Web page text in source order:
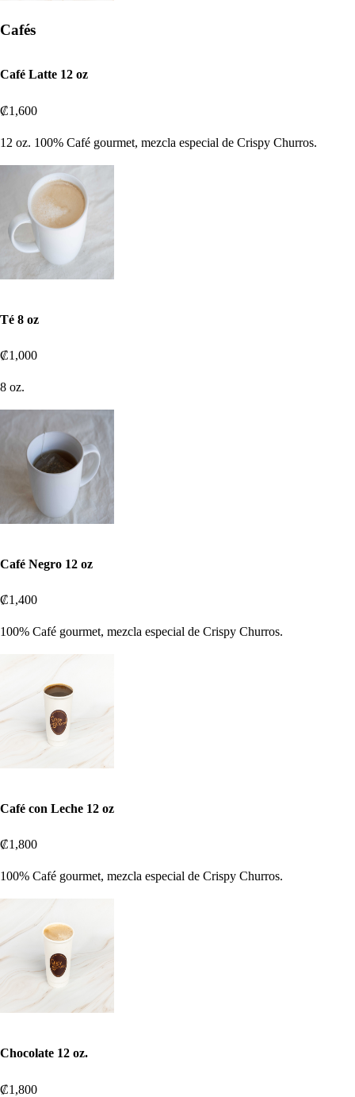
Cafés
Café Latte 12 oz
₡1,600
12 oz. 100% Café gourmet, mezcla especial de Crispy Churros.
Té 8 oz
₡1,000
8 oz.
Café Negro 12 oz
₡1,400
100% Café gourmet, mezcla especial de Crispy Churros.
Café con Leche 12 oz
₡1,800
100% Café gourmet, mezcla especial de Crispy Churros.
Chocolate 12 oz.
₡1,800